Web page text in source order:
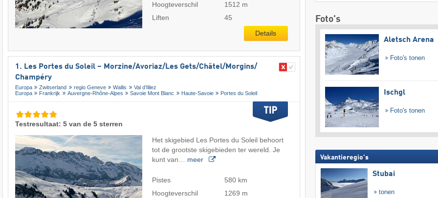
Hoogteverschil
1512 m
Liften
45
Details
1. Les Portes du Soleil – Morzine/​Avoriaz/​Les Gets/​Châtel/​Morgins/​
Champéry
Europa Zwitserland regio Geneve Wallis
Val d’Illiez
Europa
Frankrijk Auvergne-Rhône-Alpes Savoie Mont Blanc Haute-Savoie Portes du Soleil
Testresultaat: 5 van de 5 sterren
Het skigebied Les Portes du Soleil behoort
tot de grootste skigebieden ter wereld. Je
kunt van… meer
Pistes
580 km
Hoogteverschil
1269 m
Foto's
Aletsch Arena
Foto's tonen
Ischgl
Foto's tonen
Vakantieregio's
Stubai
tonen